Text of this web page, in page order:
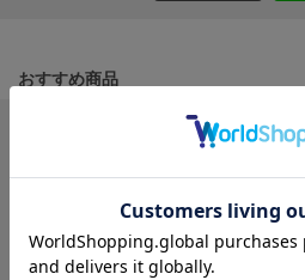
ファーファー
ジェラート ピケ
GELATO PIQUE CAT&DOG
ジェラート ピケ キャットアンドドッグ
おすすめ商品